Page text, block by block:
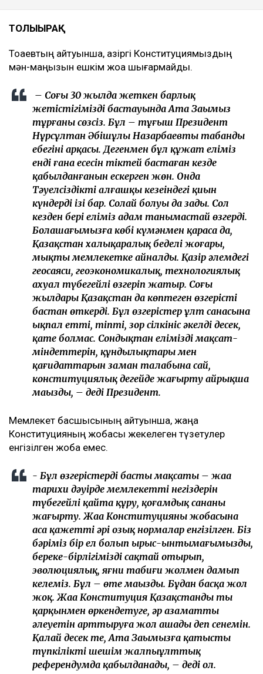
ТОЛЫҒЫРАҚ
Тоқаевтың айтуынша, қазіргі Конституциямыздың
мән-маңызын ешкім жоққа шығармайды.
– Соңғы 30 жылда жеткен барлық
жетістігіміздің бастауында Ата Заңымыз
тұрғаны сөзсіз. Бұл – тұңғыш Президент
Нұрсұлтан Әбішұлы Назарбаевтың табанды
еңбегінің арқасы. Дегенмен бұл құжат еліміз
енді ғана еңсесін тіктей бастаған кезде
қабылданғанын ескерген жөн. Онда
Тәуелсіздіктің алғашқы кезеңіндегі қиын
күндердің ізі бар. Солай болуы да заңды. Сол
кезден бері еліміз адам танымастай өзгерді.
Болашағымызға көбі күмәнмен қараса да,
Қазақстан халықаралық беделі жоғары,
мықты мемлекетке айналды. Қазір әлемдегі
геосаяси, геоэкономикалық, технологиялық
ахуал түбегейлі өзгеріп жатыр. Соңғы
жылдары Қазақстан да көптеген өзгерісті
бастан өткерді. Бұл өзгерістер ұлт санасына
ықпал етті, тіпті, зор сілкініс әкелді десек,
қате болмас. Сондықтан еліміздің мақсат-
міндеттерін, құндылықтары мен
қағидаттарын заман талабына сай,
конституциялық деңгейде жаңғырту айрықша
маңызды, – деді Президент.
Мемлекет басшысының айтуынша, жаңа
Конституцияның жобасы жекелеген түзетулер
енгізілген жоба емес.
- Бұл өзгерістердің басты мақсаты – жаңа
тарихи дәуірде мемлекеттің негіздерін
түбегейлі қайта құру, қоғамдық сананы
жаңғырту. Жаңа Конституцияның жобасына
аса қажетті әрі озық нормалар енгізілген. Біз
бәріміз бір ел болып ырыс-ынтымағымызды,
береке-бірлігімізді сақтай отырып,
эволюциялық, яғни табиғи жолмен дамып
келеміз. Бұл – өте маңызды. Бұдан басқа жол
жоқ. Жаңа Конституция Қазақстанды тың
қарқынмен өркендетуге, әр азаматтың
әлеуетін арттыруға жол ашады деп сенемін.
Қалай десек те, Ата Заңымызға қатысты
түпкілікті шешім жалпыұлттық
референдумда қабылданады, – деді ол.